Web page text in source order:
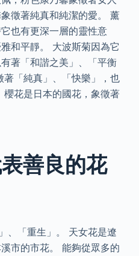
徵著純真和純潔的愛。 薰
也有更深一層的靈性意
和平靜。 大波斯菊因為它
著「和諧之美」、「平衡
「純真」、「快樂」，也
花是日本的國花，象徵著
善良的花
、「重生」。 天女花是遼
市的市花。 能夠從眾多的